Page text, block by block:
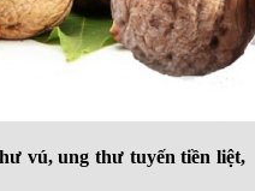
vú, ung thư tuyến tiền liệt,